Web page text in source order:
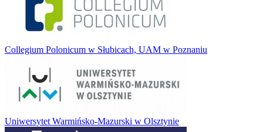
Collegium Polonicum w Słubicach, UAM w Poznaniu
Uniwersytet Warmińsko-Mazurski w Olsztynie